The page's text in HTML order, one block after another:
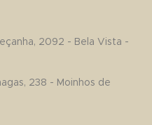
2092 - Bela Vista -
238 - Moinhos de